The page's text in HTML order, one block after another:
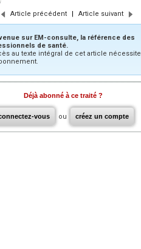
Article précédent | Article suivant
sur EM-consulte, la référence des
de santé.
au texte intégral de cet article nécessite
Déjà abonné à ce traité ?
vous ou créez un compte